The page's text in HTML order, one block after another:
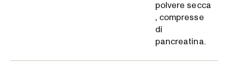
polvere secca
, compresse
di
pancreatina.